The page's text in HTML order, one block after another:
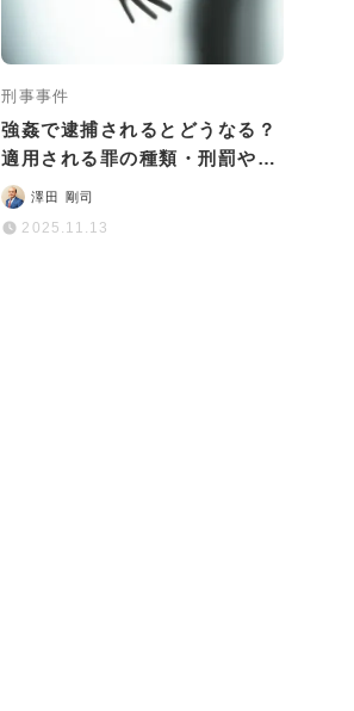
刑事事件
強姦で逮捕されるとどうなる？
適用される罪の種類・刑罰や逮
捕後の流れを解説
澤田 剛司
2025.11.13